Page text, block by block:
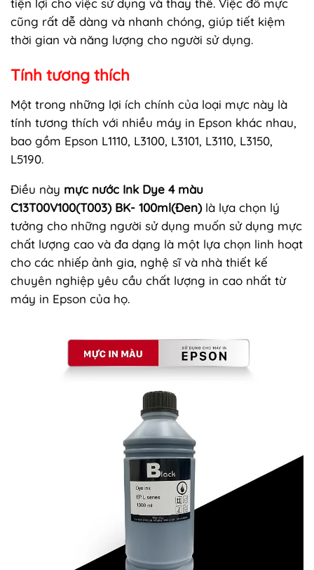
cũng rất dễ dàng và nhanh chóng, giúp tiết kiệm
thời gian và năng lượng cho người sử dụng.
Tính tương thích
Một trong những lợi ích chính của loại mực này là
tính tương thích với nhiều máy in Epson khác nhau,
bao gồm Epson L1110, L3100, L3101, L3110, L3150,
L5190.
Điều này mực nước Ink Dye 4 màu
C13T00V100(T003) BK- 100ml(Đen)là lựa chọn lý
tưởng cho những người sử dụng muốn sử dụng mực
chất lượng cao và đa dạng là một lựa chọn linh hoạt
cho các nhiếp ảnh gia, nghệ sĩ và nhà thiết kế
chuyên nghiệp yêu cầu chất lượng in cao nhất từ
máy in Epson của họ.